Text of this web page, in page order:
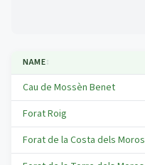
NAME↕
Cau de Mossèn Benet
Forat Roig
Forat de la Costa dels Moros